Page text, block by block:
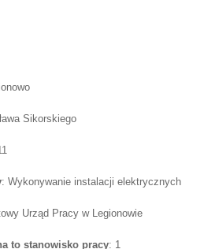
Sikorskiego
: Wykonywanie instalacji elektrycznych
Urząd Pracy w Legionowie
to stanowisko pracy: 1